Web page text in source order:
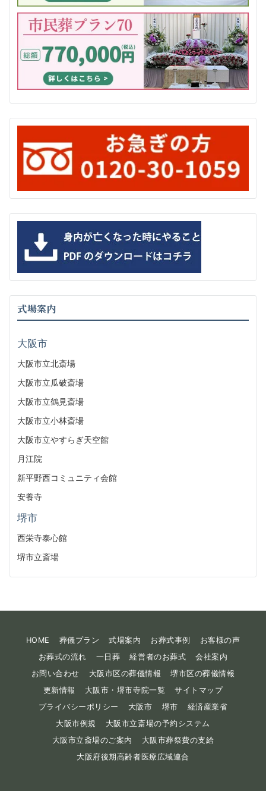
式場案内
大阪市
大阪市立北斎場
大阪市立瓜破斎場
大阪市立鶴見斎場
大阪市立小林斎場
大阪市立やすらぎ天空館
月江院
新平野西コミュニティ会館
安養寺
堺市
西栄寺泰心館
堺市立斎場
HOME 葬儀プラン 式場案内 お葬式事例
お客様の声
お葬式の流れ
一日葬 経営者のお葬式
会社案内
お問い合わせ
大阪市区の葬儀情報
堺市区の葬儀情報
更新情報
大阪市・堺市寺院一覧
サイトマップ
プライバシーポリシー
大阪市 堺市
経済産業省
大阪市例規
大阪市立斎場の予約システム
大阪市立斎場のご案内
大阪市葬祭費の支給
大阪府後期高齢者医療広域連合